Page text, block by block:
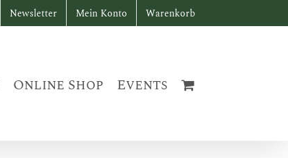
Newsletter Mein Konto Warenkorb
Online Shop Events